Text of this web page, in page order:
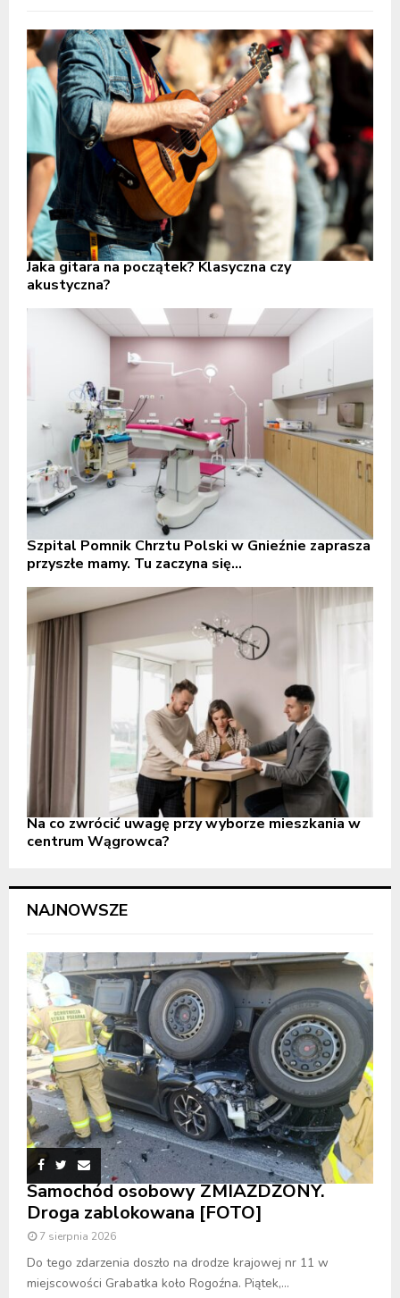
Jaka gitara na początek? Klasyczna czy
akustyczna?
Szpital Pomnik Chrztu Polski w Gnieźnie zaprasza
przyszłe mamy. Tu zaczyna się...
Na co zwrócić uwagę przy wyborze mieszkania w
centrum Wągrowca?
NAJNOWSZE
Samochód osobowy ZMIAŻDŻONY.
Droga zablokowana [FOTO]
7 sierpnia 2026
Do tego zdarzenia doszło na drodze krajowej nr 11 w
miejscowości Grabatka koło Rogoźna. Piątek,...